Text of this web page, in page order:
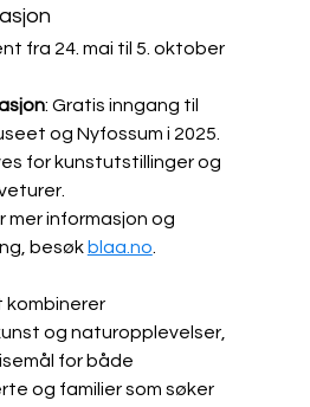
fra 24. mai til 5. oktober
: Gratis inngang til
og Nyfossum i 2025.
for kunstutstillinger og
mer informasjon og
besøk blaa.no.​
og naturopplevelser,
for både
og familier som søker